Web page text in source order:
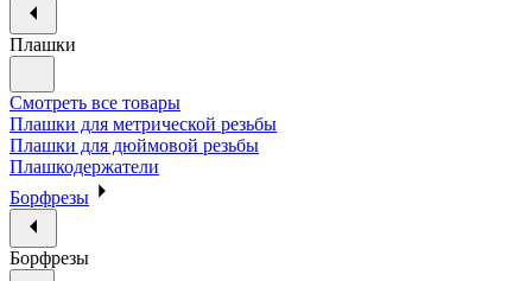
Плашки
Смотреть все товары
Плашки для метрической резьбы
Плашки для дюймовой резьбы
Плашкодержатели
Борфрезы
Борфрезы